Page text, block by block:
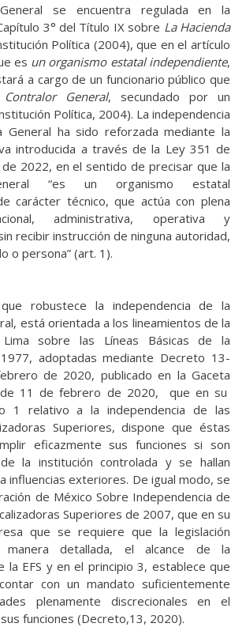
se encuentra regulada en la
3° del Título IX sobre La Hacienda
Política (2004), que en el artículo
es un organismo estatal independiente,
a cargo de un funcionario público que
Contralor General, secundado por un
Política, 2004). La independencia
General ha sido reforzada mediante la
introducida a través de la Ley 351 de
2022, en el sentido de precisar que la
“es un organismo estatal
carácter técnico, que actúa con plena
administrativa, operativa y
recibir instrucción de ninguna autoridad,
o persona” (art. 1).
robustece la independencia de la
está orientada a los lineamientos de la
Lima sobre las Líneas Básicas de la
1977, adoptadas mediante Decreto 13-
de 2020, publicado en la Gaceta
de 11 de febrero de 2020, que en su
1 relativo a la independencia de las
Superiores, dispone que éstas
eficazmente sus funciones si son
la institución controlada y se hallan
influencias exteriores. De igual modo, se
de México Sobre Independencia de
Superiores de 2007, que en su
que se requiere que la legislación
manera detallada, el alcance de la
la EFS y en el principio 3, establece que
con un mandato suficientemente
plenamente discrecionales en el
funciones (Decreto,13, 2020).